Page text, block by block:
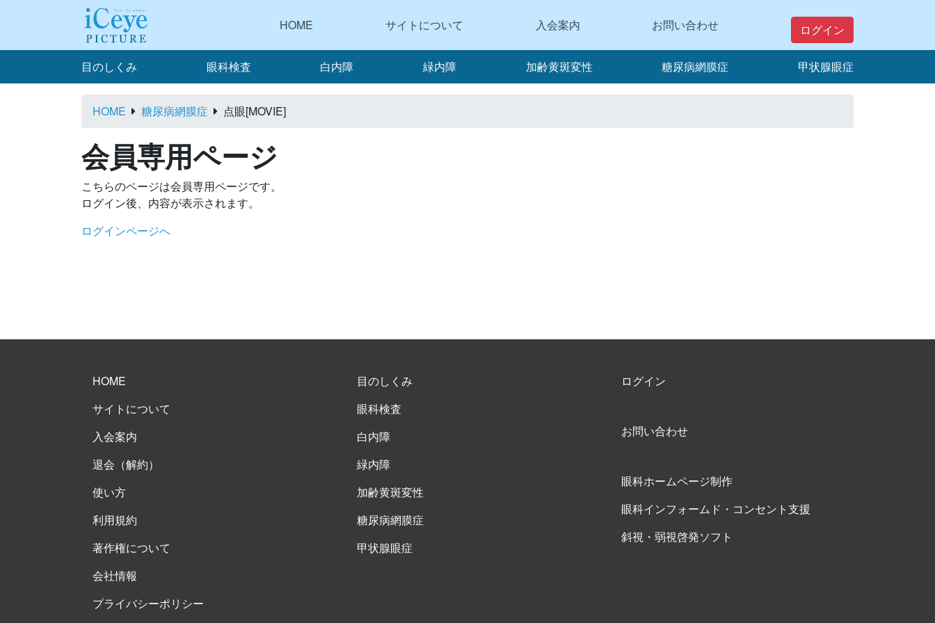
HOME サイトについて 入会案内 お問い合わせ ログイン
目のしくみ 眼科検査 白内障 緑内障 加齢黄斑変性 糖尿病網膜症 甲状腺眼症
HOME 糖尿病網膜症 点眼[MOVIE]
会員専用ページ
こちらのページは会員専用ページです。
ログイン後、内容が表示されます。
ログインページへ
HOME
サイトについて
入会案内
退会（解約）
使い方
利用規約
著作権について
会社情報
プライバシーポリシー
目のしくみ
眼科検査
白内障
緑内障
加齢黄斑変性
糖尿病網膜症
甲状腺眼症
ログイン
お問い合わせ
眼科ホームページ制作
眼科インフォームド・コンセント支援
斜視・弱視啓発ソフト